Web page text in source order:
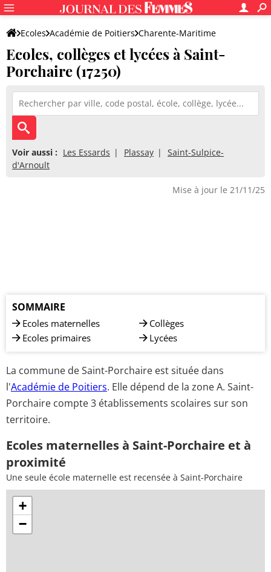
Ecoles Académie de Poitiers Charente-Maritime
Ecoles, collèges et lycées à Saint-
Porchaire (17250)
Voir aussi : Les Essards Plassay
Saint-Sulpice-
d'Arnoult
Mise à jour le 21/11/25
SOMMAIRE
Ecoles maternelles
Ecoles primaires
Collèges
Lycées
La commune de Saint-Porchaire est située dans
l'Académie de Poitiers. Elle dépend de la zone A. Saint-
Porchaire compte 3 établissements scolaires sur son
territoire.
Ecoles maternelles à Saint-Porchaire et à
proximité
Une seule école maternelle est recensée à Saint-Porchaire
+
−